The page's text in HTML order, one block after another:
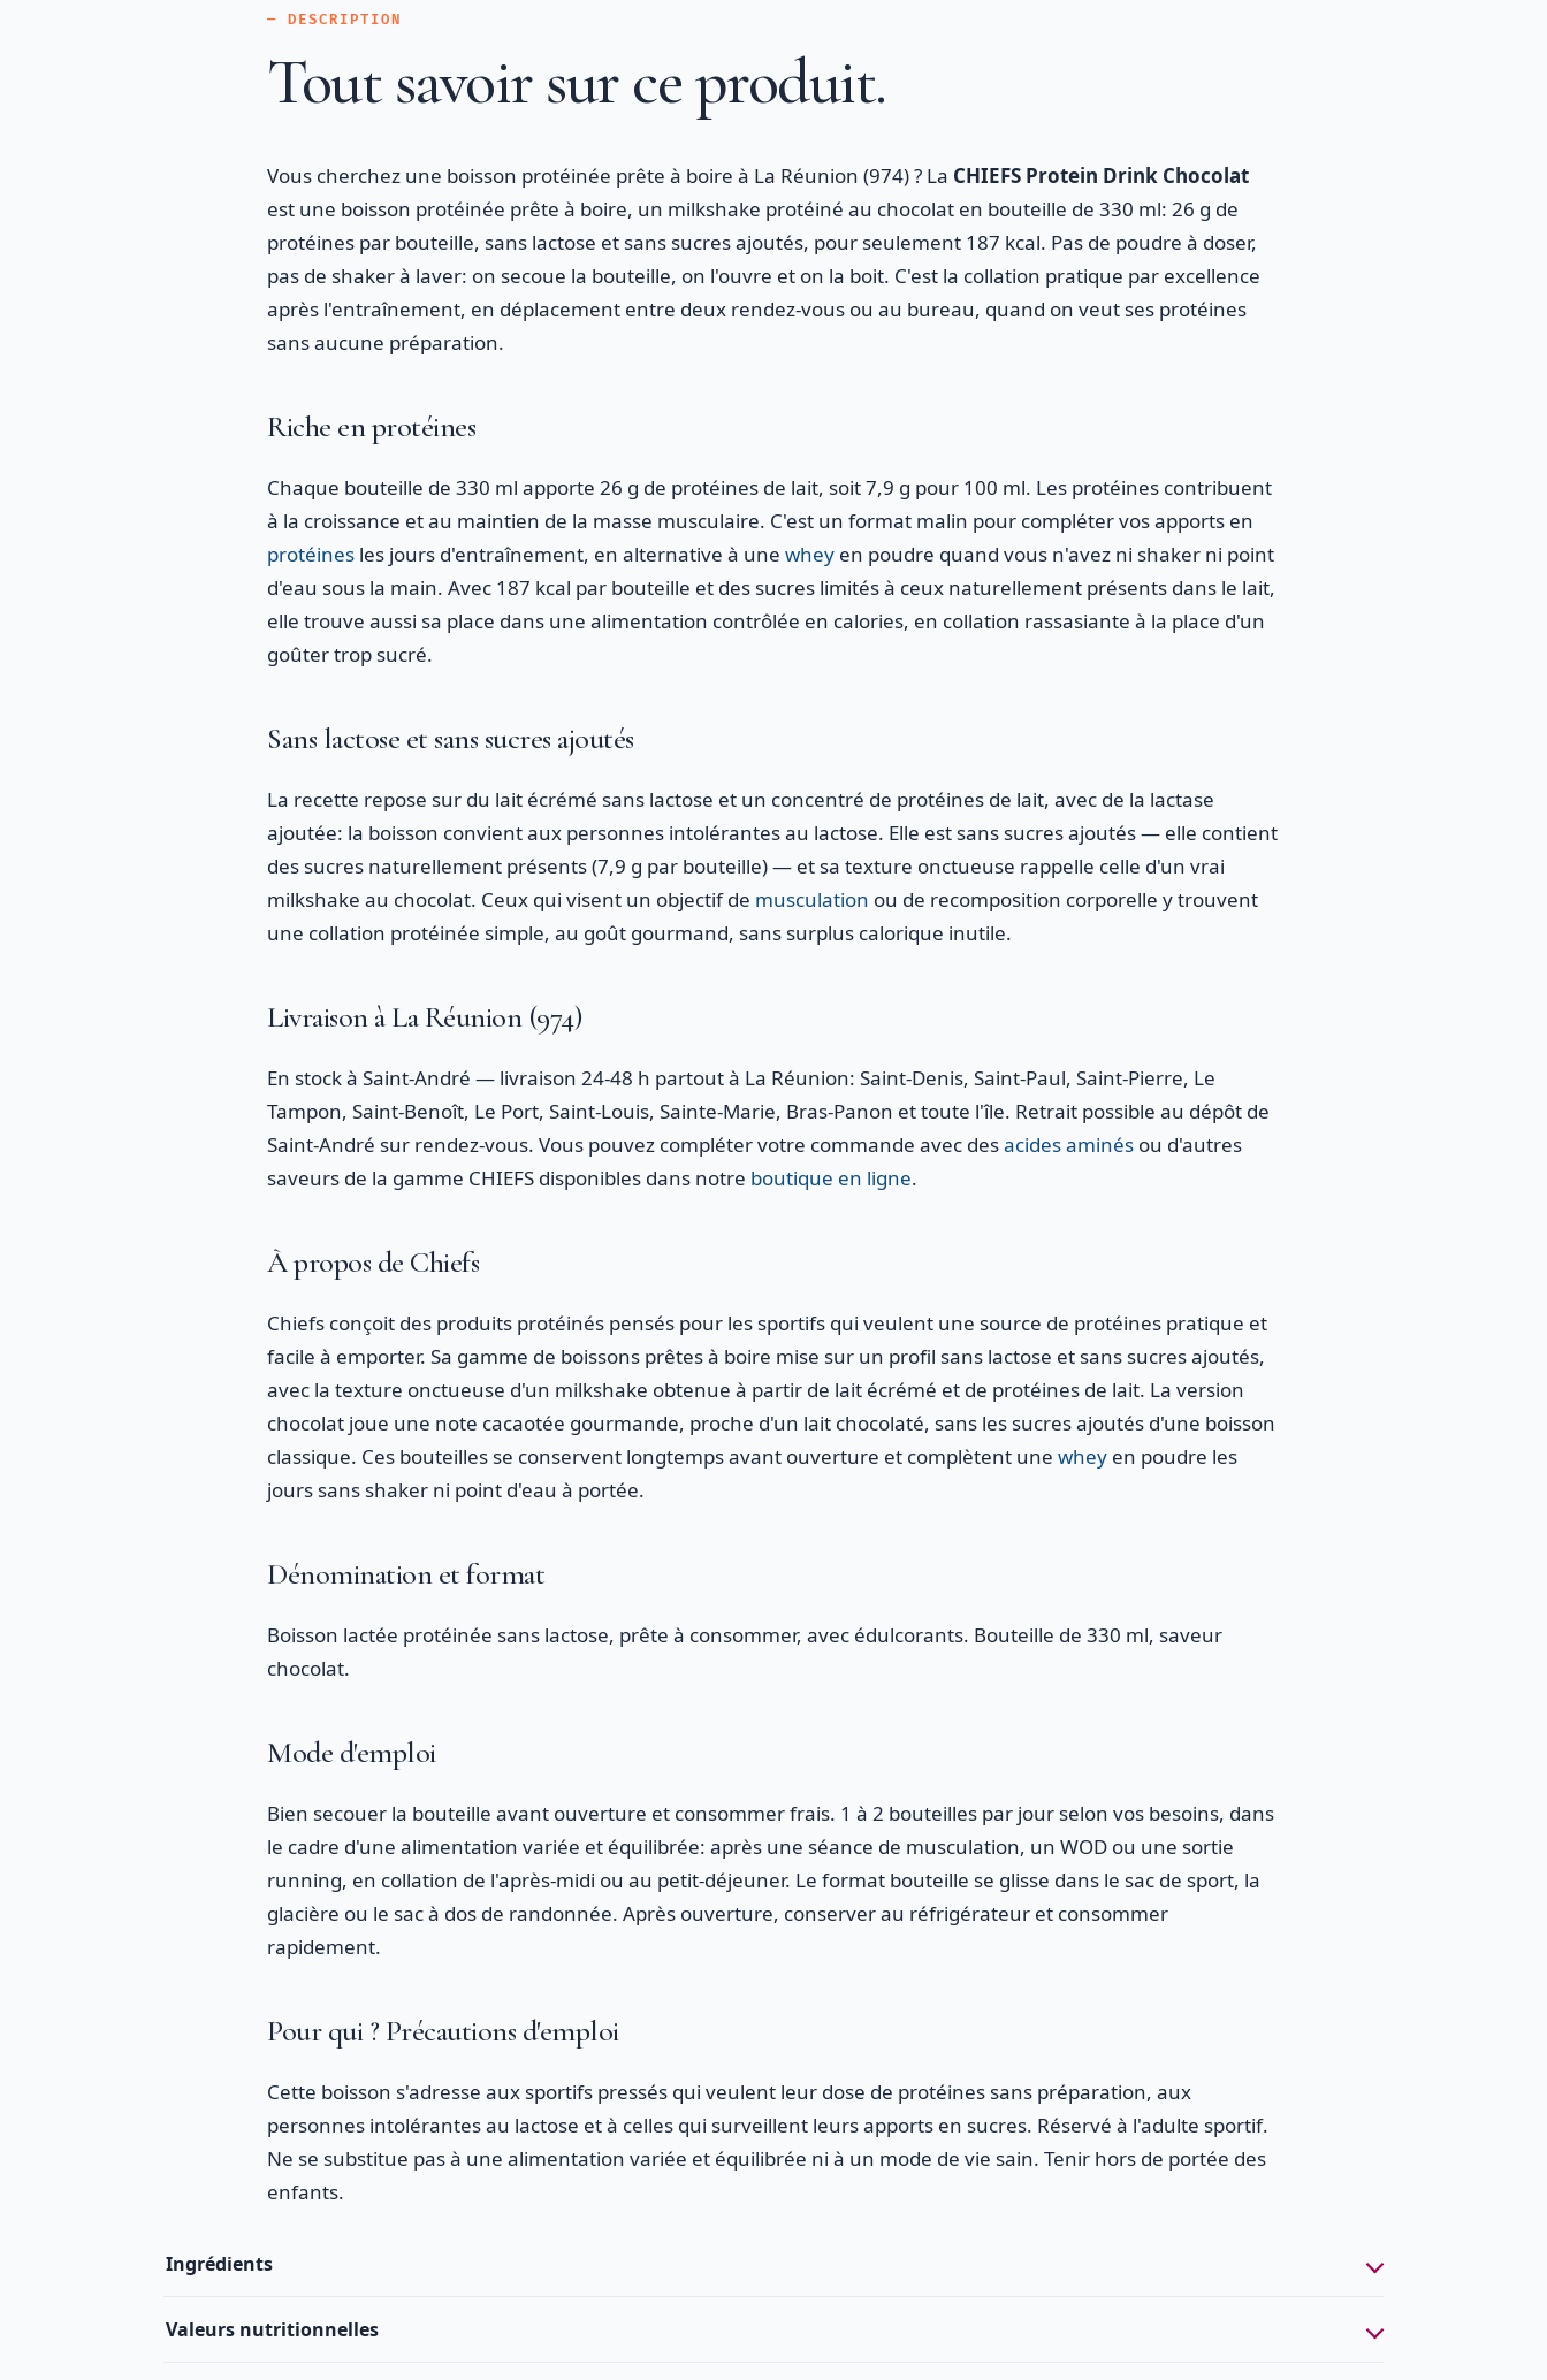
— DESCRIPTION
Tout savoir sur ce produit.
Vous cherchez une boisson protéinée prête à boire à La Réunion (974) ? La CHIEFS Protein Drink Chocolat
est une boisson protéinée prête à boire, un milkshake protéiné au chocolat en bouteille de 330 ml: 26 g de
protéines par bouteille, sans lactose et sans sucres ajoutés, pour seulement 187 kcal. Pas de poudre à doser,
pas de shaker à laver: on secoue la bouteille, on l'ouvre et on la boit. C'est la collation pratique par excellence
après l'entraînement, en déplacement entre deux rendez-vous ou au bureau, quand on veut ses protéines
sans aucune préparation.
Riche en protéines
Chaque bouteille de 330 ml apporte 26 g de protéines de lait, soit 7,9 g pour 100 ml. Les protéines contribuent
à la croissance et au maintien de la masse musculaire. C'est un format malin pour compléter vos apports en
protéines les jours d'entraînement, en alternative à une whey en poudre quand vous n'avez ni shaker ni point
d'eau sous la main. Avec 187 kcal par bouteille et des sucres limités à ceux naturellement présents dans le lait,
elle trouve aussi sa place dans une alimentation contrôlée en calories, en collation rassasiante à la place d'un
goûter trop sucré.
Sans lactose et sans sucres ajoutés
La recette repose sur du lait écrémé sans lactose et un concentré de protéines de lait, avec de la lactase
ajoutée: la boisson convient aux personnes intolérantes au lactose. Elle est sans sucres ajoutés — elle contient
des sucres naturellement présents (7,9 g par bouteille) — et sa texture onctueuse rappelle celle d'un vrai
milkshake au chocolat. Ceux qui visent un objectif de musculation ou de recomposition corporelle y trouvent
une collation protéinée simple, au goût gourmand, sans surplus calorique inutile.
Livraison à La Réunion (974)
En stock à Saint-André — livraison 24-48 h partout à La Réunion: Saint-Denis, Saint-Paul, Saint-Pierre, Le
Tampon, Saint-Benoît, Le Port, Saint-Louis, Sainte-Marie, Bras-Panon et toute l'île. Retrait possible au dépôt de
Saint-André sur rendez-vous. Vous pouvez compléter votre commande avec desacides aminés ou d'autres
saveurs de la gamme CHIEFS disponibles dans notre boutique en ligne.
À propos de Chiefs
Chiefs conçoit des produits protéinés pensés pour les sportifs qui veulent une source de protéines pratique et
facile à emporter. Sa gamme de boissons prêtes à boire mise sur un profil sans lactose et sans sucres ajoutés,
avec la texture onctueuse d'un milkshake obtenue à partir de lait écrémé et de protéines de lait. La version
chocolat joue une note cacaotée gourmande, proche d'un lait chocolaté, sans les sucres ajoutés d'une boisson
classique. Ces bouteilles se conservent longtemps avant ouverture et complètent une whey en poudre les
jours sans shaker ni point d'eau à portée.
Dénomination et format
Boisson lactée protéinée sans lactose, prête à consommer, avec édulcorants. Bouteille de 330 ml, saveur
chocolat.
Mode d'emploi
Bien secouer la bouteille avant ouverture et consommer frais. 1 à 2 bouteilles par jour selon vos besoins, dans
le cadre d'une alimentation variée et équilibrée: après une séance de musculation, un WOD ou une sortie
running, en collation de l'après-midi ou au petit-déjeuner. Le format bouteille se glisse dans le sac de sport, la
glacière ou le sac à dos de randonnée. Après ouverture, conserver au réfrigérateur et consommer
rapidement.
Pour qui ? Précautions d'emploi
Cette boisson s'adresse aux sportifs pressés qui veulent leur dose de protéines sans préparation, aux
personnes intolérantes au lactose et à celles qui surveillent leurs apports en sucres. Réservé à l'adulte sportif.
Ne se substitue pas à une alimentation variée et équilibrée ni à un mode de vie sain. Tenir hors de portée des
enfants.
Ingrédients
Valeurs nutritionnelles